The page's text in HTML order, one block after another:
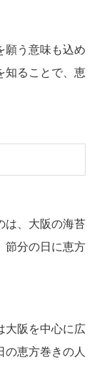
願う意味も込め
知ることで、恵
は、大阪の海苔
節分の日に恵方
大阪を中心に広
の恵方巻きの人